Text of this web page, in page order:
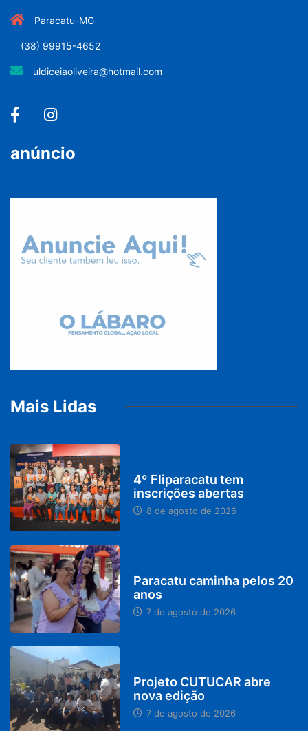
Paracatu-MG
(38) 99915-4652
uldiceiaoliveira@hotmail.com
anúncio
Mais Lidas
4º Fliparacatu tem
inscrições abertas
8 de agosto de 2026
Paracatu caminha pelos 20
anos
7 de agosto de 2026
Projeto CUTUCAR abre
nova edição
7 de agosto de 2026